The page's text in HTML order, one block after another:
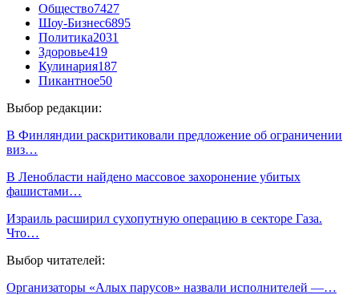
Общество7427
Шоу-Бизнес6895
Политика2031
Здоровье419
Кулинария187
Пикантное50
Выбор редакции:
В Финляндии раскритиковали предложение об ограничении
виз…
В Ленобласти найдено массовое захоронение убитых
фашистами…
Израиль расширил сухопутную операцию в секторе Газа.
Что…
Выбор читателей:
Организаторы «Алых парусов» назвали исполнителей —…